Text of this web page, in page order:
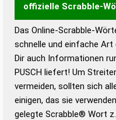
offizielle Scrabble-
Wortwurzel liefert mit
Wortanalyse-
Wortbedeutung,
Gültigkeit eines
bestimmen!
Wörterbücher sind:
Das Online-Scrabble-
schnelle und einfache
Dir auch Informationen
PUSCH liefert! Um
vermeiden, sollten sich
einigen, das sie
gelegte Scrabble® Wort